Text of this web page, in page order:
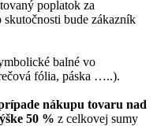
poplatok za
skutočnosti bude zákazník
balné vo
fólia, páska …..).
nákupu tovaru nad
50 % z celkovej sumy